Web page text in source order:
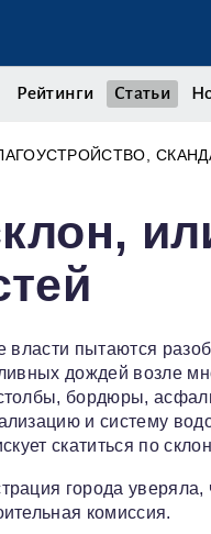
Рейтинги Статьи
власти пытаются
дождей возле
бордюры,
и систему
скатиться по
города
комиссия.